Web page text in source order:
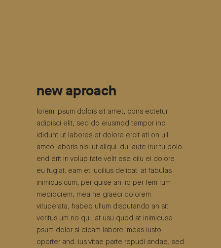
new aproach
lorem ipsum dolors sit amet, cons ectetur
adipisci elit, sed do eiusmod tempor inc
ididunt ut labores et dolore ercit ati on ull
amco laboris nisi ut aliqui. dui aute irur tu dolo
end erit in volup tate velit ese cilu ei dolore
eu fugiat. eam et lucilius delicat. at fabulas
inimicus cum, per quise an. id per ferri rum
mediocrem, mea ne graeci dolorem
vituperata, habeo ullum disputando an sit.
veritus um no qui, at usu quod at inimicuse
psum dolor si dicam labore. meas iusto
oporter and. ius vitae parte repudi andae, sed